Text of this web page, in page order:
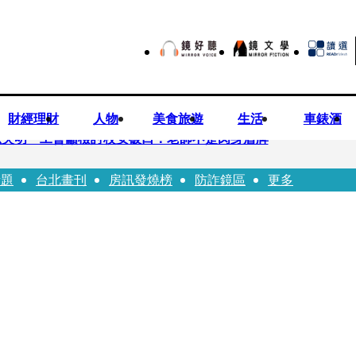
財經理財 人物 美食旅遊 生活
車錶酒
明 工會籲檢討校安破口：老師不是肉身盾牌
偷拍 台中女師控校方霸凌成幫凶
台北畫刊 房訊發燒榜 防詐鏡區 更多